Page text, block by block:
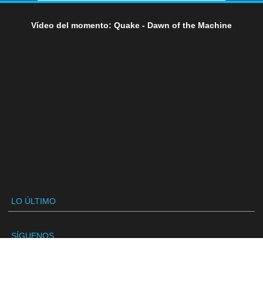
Vídeo del momento: Quake - Dawn of the Machine
LO ÚLTIMO
SÍGUENOS